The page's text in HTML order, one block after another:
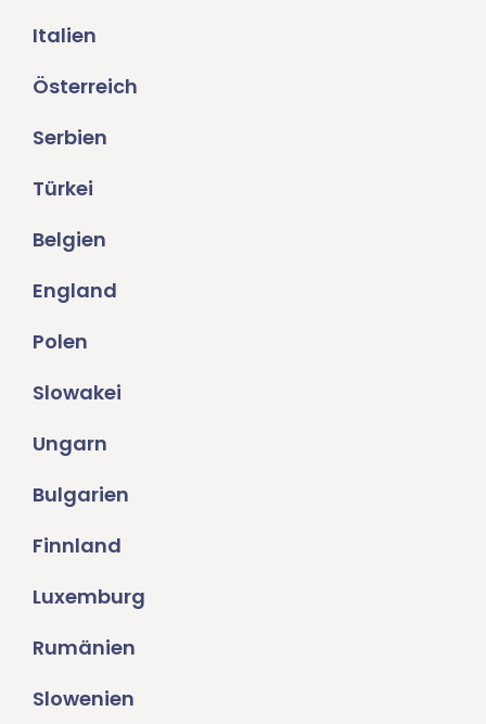
Italien
Österreich
Serbien
Türkei
Belgien
England
Polen
Slowakei
Ungarn
Bulgarien
Finnland
Luxemburg
Rumänien
Slowenien